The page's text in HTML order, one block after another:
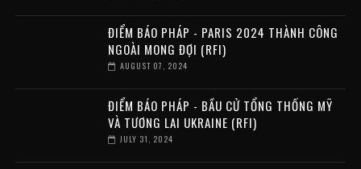
ĐIỂM BÁO PHÁP - PARIS 2024 THÀNH CÔNG
NGOÀI MONG ĐỢI (RFI)
AUGUST 07, 2024
ĐIỂM BÁO PHÁP - BẦU CỬ TỔNG THỐNG MỸ
VÀ TƯƠNG LAI UKRAINE (RFI)
JULY 31, 2024